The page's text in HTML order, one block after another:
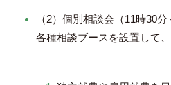
（2）個別相談会（11時30分
各種相談ブースを設置して